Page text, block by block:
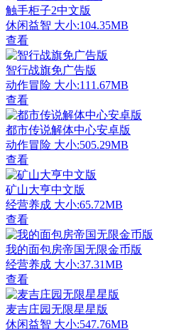
触手柜子2中文版
休闲益智 大小:104.35MB
查看
智行战旗免广告版
动作冒险 大小:111.67MB
查看
都市传说解体中心安卓版
动作冒险 大小:505.29MB
查看
矿山大亨中文版
经营养成 大小:65.72MB
查看
我的面包房帝国无限金币版
经营养成 大小:37.31MB
查看
麦吉庄园无限星星版
休闲益智 大小:547.76MB